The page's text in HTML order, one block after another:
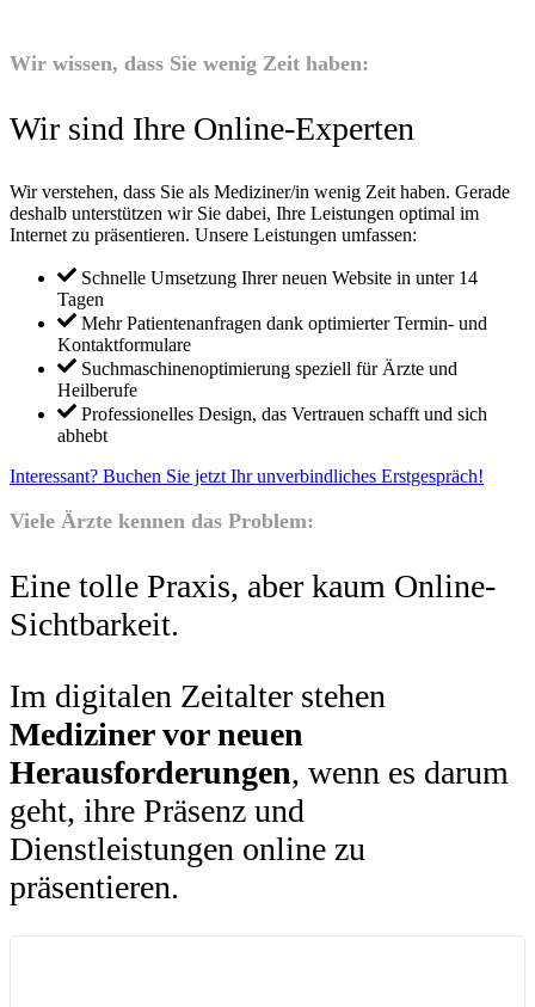
Wir wissen, dass Sie wenig Zeit haben:
Wir sind Ihre Online-Experten
Wir verstehen, dass Sie als Mediziner/in wenig Zeit haben. Gerade
deshalb unterstützen wir Sie dabei, Ihre Leistungen optimal im
Internet zu präsentieren. Unsere Leistungen umfassen:
Schnelle Umsetzung Ihrer neuen Website in unter 14
Tagen
Mehr Patientenanfragen dank optimierter Termin- und
Kontaktformulare
Suchmaschinenoptimierung speziell für Ärzte und
Heilberufe
Professionelles Design, das Vertrauen schafft und sich
abhebt
Interessant? Buchen Sie jetzt Ihr unverbindliches Erstgespräch!
Viele Ärzte kennen das Problem:
Eine tolle Praxis, aber kaum Online-
Sichtbarkeit.
Im digitalen Zeitalter stehen
Mediziner vor neuen
Herausforderungen, wenn es darum
geht, ihre Präsenz und
Dienstleistungen online zu
präsentieren.